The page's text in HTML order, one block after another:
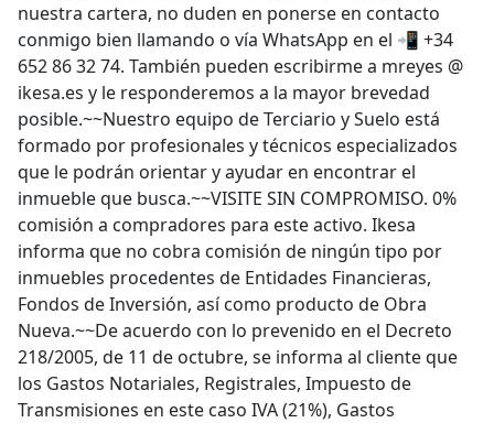
nuestra cartera, no duden en ponerse en contacto
conmigo bien llamando o vía WhatsApp en el 📲 +34
652 86 32 74. También pueden escribirme a mreyes @
ikesa.es y le responderemos a la mayor brevedad
posible.~~Nuestro equipo de Terciario y Suelo está
formado por profesionales y técnicos especializados
que le podrán orientar y ayudar en encontrar el
inmueble que busca.~~VISITE SIN COMPROMISO. 0%
comisión a compradores para este activo. Ikesa
informa que no cobra comisión de ningún tipo por
inmuebles procedentes de Entidades Financieras,
Fondos de Inversión, así como producto de Obra
Nueva.~~De acuerdo con lo prevenido en el Decreto
218/2005, de 11 de octubre, se informa al cliente que
los Gastos Notariales, Registrales, Impuesto de
Transmisiones en este caso IVA (21%), Gastos